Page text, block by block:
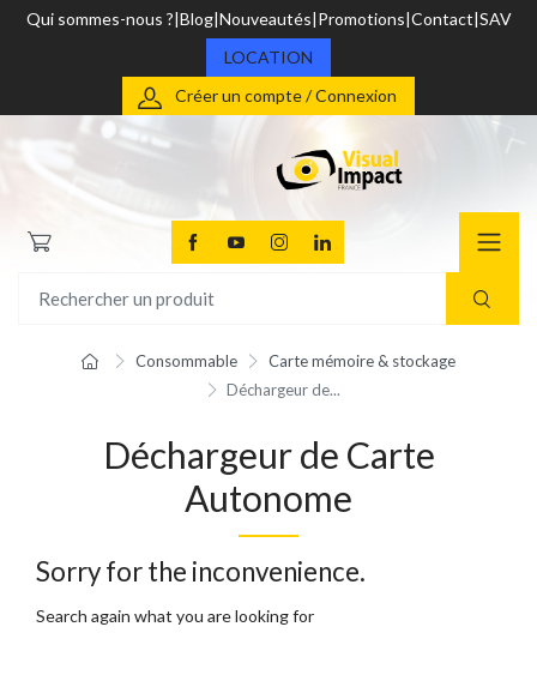
Qui sommes-nous ? Blog Nouveautés Promotions Contact SAV
LOCATION
Créer un compte / Connexion
Consommable
Carte mémoire & stockage
Déchargeur de...
Déchargeur de Carte
Autonome
Sorry for the inconvenience.
Search again what you are looking for